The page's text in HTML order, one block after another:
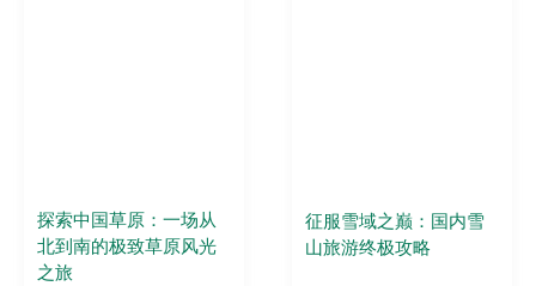
探索中国草原：一场从
北到南的极致草原风光
之旅
征服雪域之巅：国内雪
山旅游终极攻略